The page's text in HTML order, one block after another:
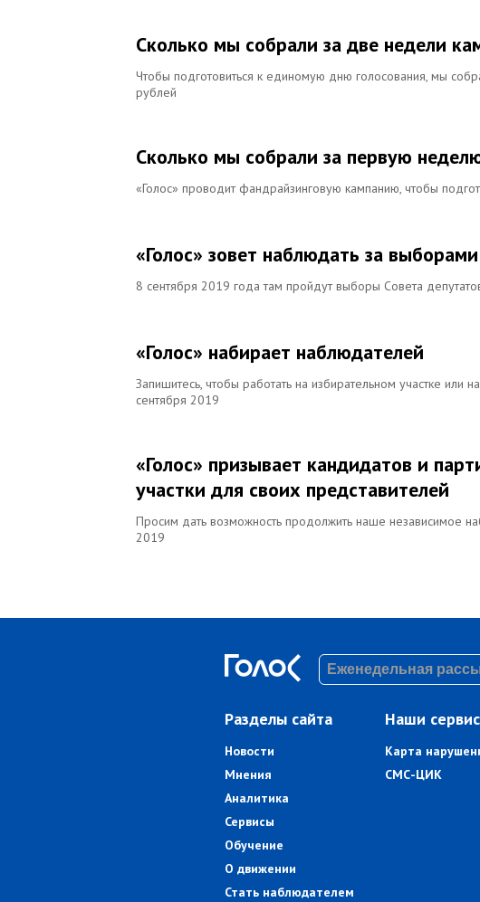
Сколько мы собрали за две недели
Чтобы подготовиться к единомую дню голосования, мы
рублей
Сколько мы собрали за первую
«Голос» проводит фандрайзинговую кампанию, чтобы
«Голос» зовет наблюдать за
8 сентября 2019 года там пройдут выборы Совета
«Голос» набирает наблюдателей
Запишитесь, чтобы работать на избирательном участке
сентября 2019
«Голос» призывает кандидатов и
участки для своих представителей
Просим дать возможность продолжить наше независимое
2019
Разделы сайта
Новости
Мнения
Аналитика
Сервисы
Обучение
О движении
Стать наблюдателем
Наши
Карта
СМС-ЦИК